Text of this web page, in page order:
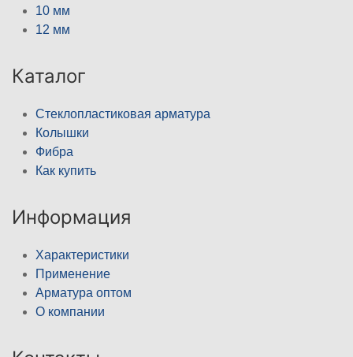
10 мм
12 мм
Каталог
Стеклопластиковая арматура
Колышки
Фибра
Как купить
Информация
Характеристики
Применение
Арматура оптом
О компании